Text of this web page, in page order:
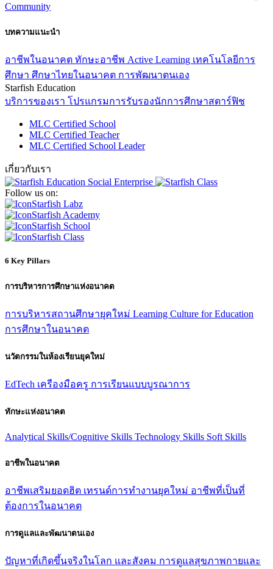
Community
บทความแนะนำ
อาชีพในอนาคต ทักษะอาชีพ Active Learning เทคโนโลยีการ
ศึกษา ศึกษาไทยในอนาคต การพัฒนาตนเอง
Starfish Education
บริการของเรา โปรแกรมการรับรองนักการศึกษาสตาร์ฟิช
MLC Certified School
MLC Certified Teacher
MLC Certified School Leader
เกี่ยวกับเรา
Follow us on:
Starfish Labz
Starfish Academy
Starfish School
Starfish Class
6 Key Pillars
การบริหารการศึกษาแห่งอนาคต
การบริหารสถานศึกษายุคใหม่ Learning Culture for Education
การศึกษาในอนาคต
นวัตกรรมในห้องเรียนยุคใหม่
EdTech เครืองมือครู การเรียนแบบบูรณาการ
ทักษะแห่งอนาคต
Analytical Skills/Cognitive Skills Technology Skills Soft Skills
อาชีพในอนาคต
อาชีพเสริมยอดฮิต เทรนด์การทํางานยุคใหม่ อาชีพที่เป็นที่
ต้องการในอนาคต
การดูแลและพัฒนาตนเอง
ปัญหาที่เกิดขึ้นจริงในโลก และสังคม การดูแลสุขภาพกายและ